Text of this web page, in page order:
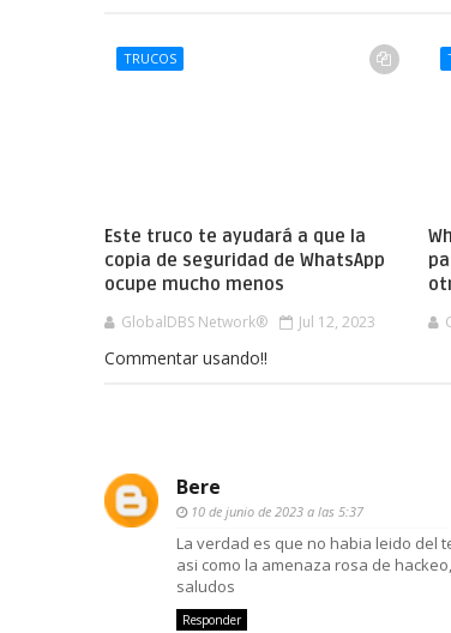
TRUCOS
Este truco te ayudará a que la
copia de seguridad de WhatsApp
ocupe mucho menos
GlobalDBS Network® Jul 12, 2023
Commentar usando!!
Bere
10 de junio de 2023 a las 5:37
La verdad es que no habia leido del
asi como la amenaza rosa de
saludos
Responder